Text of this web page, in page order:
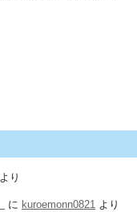
より
に kuroemonn0821 より